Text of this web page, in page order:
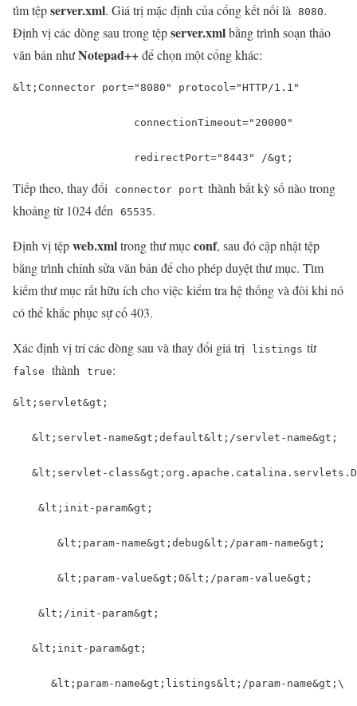
tìm tệpserver.xml. Giá trị mặc định của cổng kết nối là 8080.
Định vị các dòng sau trong tệpserver.xmlbằng trình soạn thảo
văn bản nhưNotepad++để chọn một cổng khác:
& lt ;Connector port="8080" protocol="HTTP/1.1"
connectionTimeout="20000"
redirectPort="8443" /&gt ;
Tiếp theo, thay đổi connector port thành bất kỳ số nào trong
khoảng từ 1024 đến 65535.
Định vị tệpweb.xmltrong thư mụcconf, sau đó cập nhật tệp
bằng trình chỉnh sửa văn bản để cho phép duyệt thư mục. Tìm
kiếm thư mục rất hữu ích cho việc kiểm tra hệ thống và đôi khi nó
có thể khắc phục sự cố 403.
Xác định vị trí các dòng sau và thay đổi giá trị listings từ
false thành true:
&lt ;servlet&gt ;
&lt ;servlet-name&gt ;default&lt ;/servlet-name&gt ;
&lt ;servlet-class&gt
&lt ;init-param&gt ;
&lt ;param-name&gt ;debug&lt ;/param-name&gt ;
&lt ;param-value&gt ;0&lt ;/param-value&gt ;
&lt ;/init-param&gt ;
&lt ;init-param&gt ;
&lt ;param-name&gt ;listings&lt ;/param-name&gt ;\